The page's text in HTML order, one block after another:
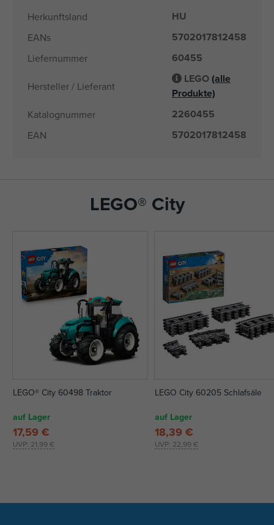
Herkunftsland HU
EANs 5702017812458
Liefernummer 60455
Hersteller / Lieferant
LEGO(alle
Produkte)
Katalognummer 2260455
EAN 5702017812458
LEGO® City
LEGO® City 60498 Traktor
auf Lager
UVP: 21,99 €
17,59 €
LEGO City 60205 Schlafsäle
auf Lager
UVP: 22,99 €
18,39 €